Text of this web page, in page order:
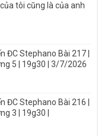
tôi cũng là của anh
ĐC Stephano Bài 217 |
5 | 19g30 | 3/7/2026
ĐC Stephano Bài 216 |
3 | 19g30 |